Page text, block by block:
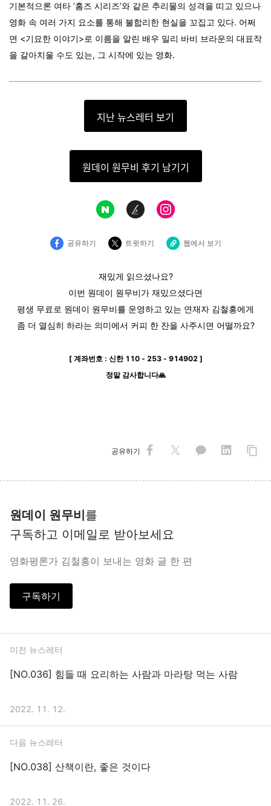
기본적으론 여타 ‘홈즈 시리즈’와 같은 추리물의 성격을 띠고 있으나
영화 속 여러 가지 요소를 통해 불합리한 현실을 꼬집고 있다. 어쩌
면 <기묘한 이야기>로 이름을 알린 배우 밀리 바비 브라운의 대표작
을 갈아치울 수도 있는, 그 시작에 있는 영화.
지난 뉴스레터 보기
원데이 원무비 후기 남기기
공유하기 트윗하기 웹에서 보기
재밌게 읽으셨나요?
이번 원데이 원무비가 재밌으셨다면
평생 무료로 원데이 원무비를 운영하고 있는 연재자 김철홍에게
좀 더 열심히 하라는 의미에서 커피 한 잔을 사주시면 어떨까요?
[ 계좌번호 : 신한 110 - 253 - 914902 ]
정말 감사합니다🙏
공유하기
원데이 원무비를
구독하고 이메일로 받아보세요
영화평론가 김철홍이 보내는 영화 글 한 편
구독하기
이전 뉴스레터
[NO.036] 힘들 때 요리하는 사람과 마라탕 먹는 사람
2022. 11. 12.
다음 뉴스레터
[NO.038] 산책이란, 좋은 것이다
2022. 11. 26.